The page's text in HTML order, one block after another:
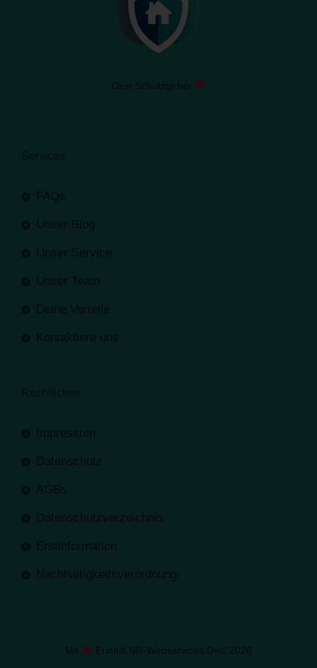
Dein Schutzgeber
FAQs
Unser Blog
Unser Service
Unser Team
Deine Vorteile
Kontaktiere uns
Impressum
Datenschutz
AGBs
Datenschutzverzeichnis
Erstinformation
Nachhaltigkeitsverordnung
Mit Erstellt NR-Webservices.de © 2026